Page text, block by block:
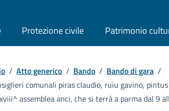
Protezione civile Patrimonio
/ Atto generico / Bando / Bando di gara /
comunali piras claudio, ruiu gavino,
assemblea anci, che si terrà a parma dal 9